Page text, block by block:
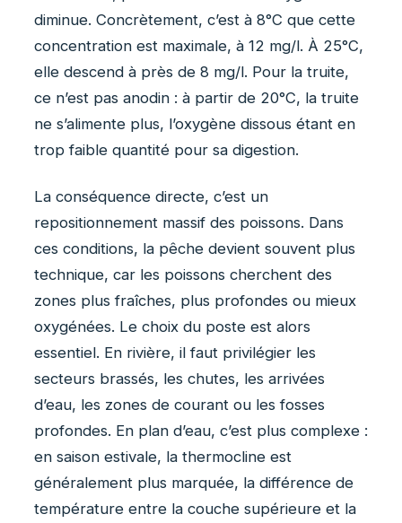
diminue. Concrètement, c’est à 8°C que cette
concentration est maximale, à 12 mg/l. À 25°C,
elle descend à près de 8 mg/l. Pour la truite,
ce n’est pas anodin : à partir de 20°C, la truite
ne s’alimente plus, l’oxygène dissous étant en
trop faible quantité pour sa digestion.
La conséquence directe, c’est un
repositionnement massif des poissons. Dans
ces conditions, la pêche devient souvent plus
technique, car les poissons cherchent des
zones plus fraîches, plus profondes ou mieux
oxygénées. Le choix du poste est alors
essentiel. En rivière, il faut privilégier les
secteurs brassés, les chutes, les arrivées
d’eau, les zones de courant ou les fosses
profondes. En plan d’eau, c’est plus complexe :
en saison estivale, la thermocline est
généralement plus marquée, la différence de
température entre la couche supérieure et la